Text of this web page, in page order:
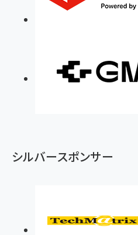
シルバースポンサー